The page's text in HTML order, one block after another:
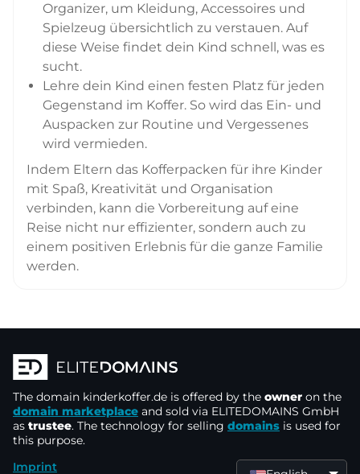
Organizer, um Kleidung, Accessoires und
Spielzeug übersichtlich zu verstauen. Auf
diese Weise findet dein Kind schnell, was es
sucht.
Lehre dein Kind einen festen Platz für jeden
Gegenstand im Koffer. So wird das Ein- und
Auspacken zur Routine und Vergessenes
wird vermieden.
Indem Eltern das Kofferpacken für ihre Kinder
mit Spaß, Kreativität und Organisation
verbinden, kann die Vorbereitung auf eine
Reise nicht nur effizienter, sondern auch zu
einem positiven Erlebnis für die ganze Familie
werden.
The domain kinderkoffer.de is offered by the owner on the
domain marketplace and sold via ELITEDOMAINS GmbH
as trustee. The technology for selling domains is used for
this purpose.
Imprint